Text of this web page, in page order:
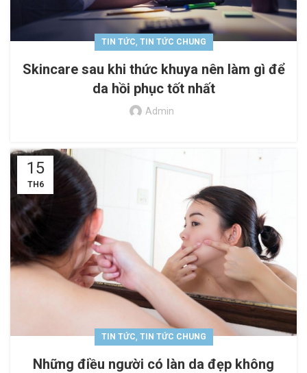
TIN TỨC, TIN TỨC CHUNG
Skincare sau khi thức khuya nên làm gì để
da hồi phục tốt nhất
Admin
15
TH6
TIN TỨC, TIN TỨC CHUNG
Những điều người có làn da đẹp không